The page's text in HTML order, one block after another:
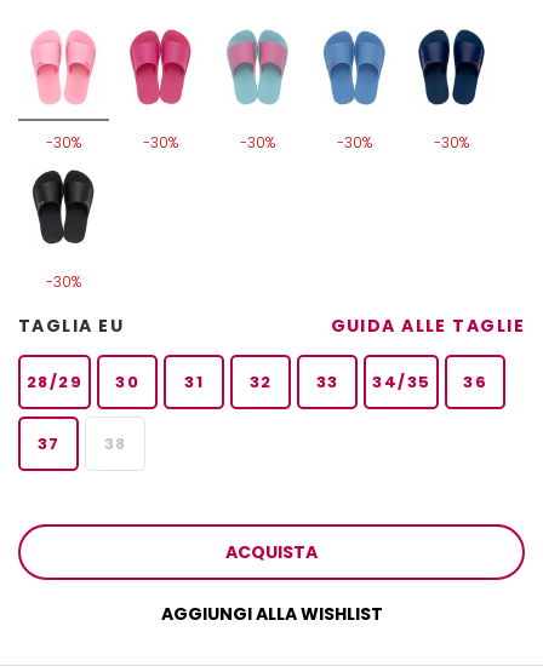
-30% -30% -30% -30% -30%
-30%
TAGLIA EU GUIDA ALLE TAGLIE
28/29 30 31 32 33 34/35 36
37 38
ACQUISTA
AGGIUNGI ALLA WISHLIST